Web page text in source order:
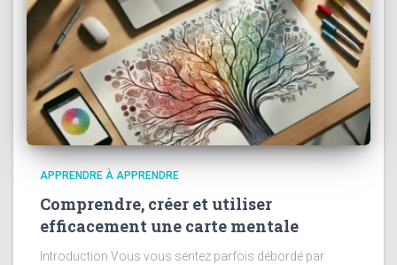
APPRENDRE À APPRENDRE
Comprendre, créer et utiliser
efficacement une carte mentale
Introduction Vous vous sentez parfois débordé par